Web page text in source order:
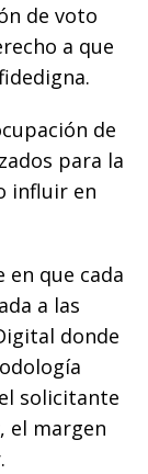
de voto
a que
de
para la
influir en
en que cada
a las
donde
solicitante
el margen